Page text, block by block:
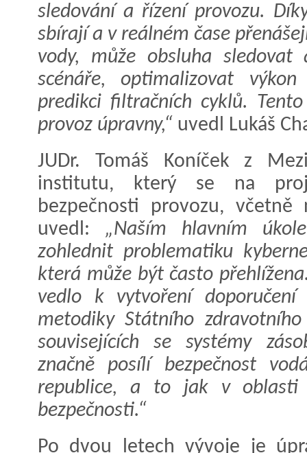
sledování a řízení provozu.
sbírají a v reálném čase
vody, může obsluha
scénáře, optimalizovat
predikci filtračních cyklů.
provoz úpravny,“ uvedl Lukáš
JUDr. Tomáš Koníček z
institutu, který se na
bezpečnosti provozu,
uvedl: „Naším hlavním
zohlednit problematiku
která může být často
vedlo k vytvoření doporučení
metodiky Státního
souvisejících se systémy
značně posílí bezpečnost
republice, a to jak v oblasti
bezpečnosti.“
Po dvou letech vývoje je